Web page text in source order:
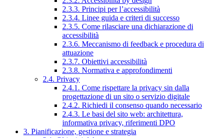
2.3.3. Principi per l’accessibilità
2.3.4. Linee guida e criteri di successo
2.3.5. Come rilasciare una dichiarazione di
accessibilità
2.3.6. Meccanismo di feedback e procedura di
attuazione
2.3.7. Obiettivi accessibilità
2.3.8. Normativa e approfondimenti
2.4. Privacy
2.4.1. Come rispettare la privacy sin dalla
progettazione di un sito o servizio digitale
2.4.2. Richiedi il consenso quando necessario
2.4.3. Le basi del sito web: architettura,
informativa privacy, riferimenti DPO
3. Pianificazione, gestione e strategia